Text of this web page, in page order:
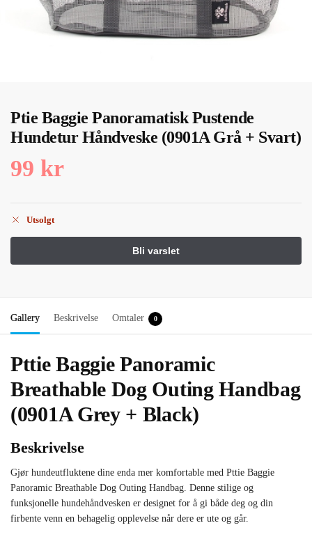
Ptie Baggie Panoramatisk Pustende
Hundetur Håndveske (0901A Grå + Svart)
99 kr
Utsolgt
Gallery Beskrivelse Omtaler 0
Pttie Baggie Panoramic
Breathable Dog Outing Handbag
(0901A Grey + Black)
Beskrivelse
Gjør hundeutfluktene dine enda mer komfortable med Pttie Baggie
Panoramic Breathable Dog Outing Handbag. Denne stilige og
funksjonelle hundehåndvesken er designet for å gi både deg og din
firbente venn en behagelig opplevelse når dere er ute og går.